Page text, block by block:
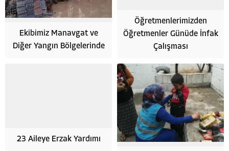
Ekibimiz Manavgat ve
Diğer Yangın Bölgelerinde
Öğretmenlerimizden
Öğretmenler Günüde İnfak
Çalışması
23 Aileye Erzak Yardımı